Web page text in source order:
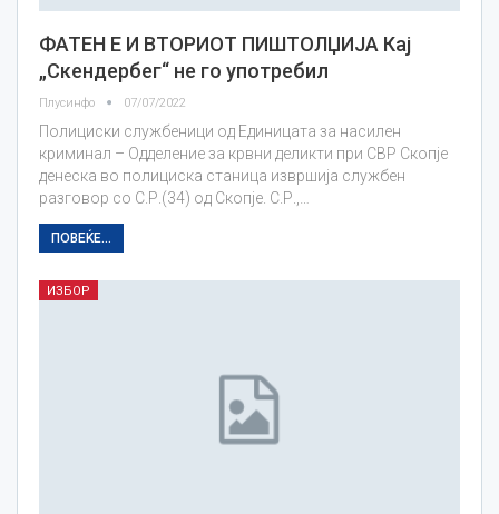
ФАТЕН Е И ВТОРИОТ ПИШТОЛЏИЈА Кај
„Скендербег“ не го употребил
Плусинфо 07/07/2022
Полициски службеници од Единицата за насилен
криминал – Одделение за крвни деликти при СВР Скопје
денеска во полициска станица извршија службен
разговор со С.Р.(34) од Скопје. С.Р.,…
ПОВЕЌЕ...
ИЗБОР